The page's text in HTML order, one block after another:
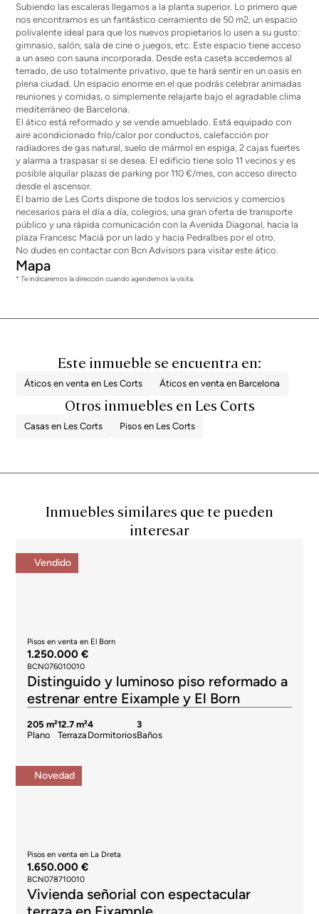
Subiendo las escaleras llegamos a la planta superior. Lo primero que
nos encontramos es un fantástico cerramiento de 50 m2, un espacio
polivalente ideal para que los nuevos propietarios lo usen a su gusto:
gimnasio, salón, sala de cine o juegos, etc. Este espacio tiene acceso
a un aseo con sauna incorporada. Desde esta caseta accedemos al
terrado, de uso totalmente privativo, que te hará sentir en un oasis en
plena ciudad. Un espacio enorme en el que podrás celebrar animadas
reuniones y comidas, o simplemente relajarte bajo el agradable clima
mediterráneo de Barcelona.
El ático está reformado y se vende amueblado. Está equipado con
aire acondicionado frío/calor por conductos, calefacción por
radiadores de gas natural, suelo de mármol en espiga, 2 cajas fuertes
y alarma a traspasar si se desea. El edificio tiene solo 11 vecinos y es
posible alquilar plazas de parking por 110 €/mes, con acceso directo
desde el ascensor.
El barrio de Les Corts dispone de todos los servicios y comercios
necesarios para el día a día, colegios, una gran oferta de transporte
público y una rápida comunicación con la Avenida Diagonal, hacia la
plaza Francesc Macià por un lado y hacia Pedralbes por el otro.
No dudes en contactar con Bcn Advisors para visitar este ático.
Mapa
* Te indicaremos la dirección cuando agendemos la visita.
Este inmueble se encuentra en:
Áticos en venta en Les Corts Áticos en venta en Barcelona
Otros inmuebles en Les Corts
Casas en Les Corts Pisos en Les Corts
Inmuebles similares que te pueden
interesar
Vendido
Pisos en venta en El Born
1.250.000 €
BCN076010010
Distinguido y luminoso piso reformado a
estrenar entre Eixample y El Born
205 m²
Plano
12.7 m²
Terraza
4
Dormitorios
3
Baños
Novedad
Pisos en venta en La Dreta
1.650.000 €
BCN078710010
Vivienda señorial con espectacular